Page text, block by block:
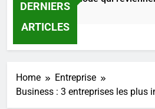
DERNIERS
ARTICLES
Heures Ago
Home
Entreprise
Business : 3 entreprises les plus